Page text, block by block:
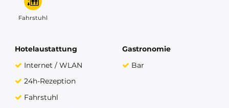
Fahrstuhl
Hotelaustattung
Internet / WLAN
24h-Rezeption
Fahrstuhl
Gastronomie
Bar